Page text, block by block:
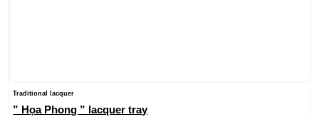
Traditional lacquer
” Họa Phong ” lacquer tray